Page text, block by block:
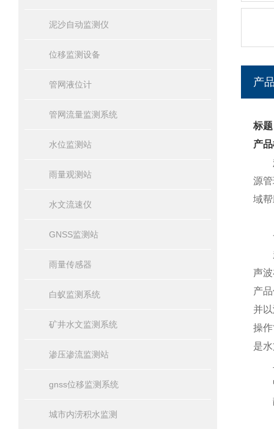
泥沙自动监测仪
位移监测设备
管网液位计
管网流量监测系统
水位监测站
雨量观测站
水文流速仪
GNSS监测站
雨量传感器
白蚁监测系统
矿井水文监测系统
渗压渗流监测站
gnss位移监测系统
城市内涝积水监测
产
标
产
源
域
超
声
产
并
操
是
中
静